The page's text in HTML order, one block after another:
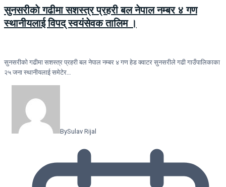
सुनसरीकाे गढीमा सशस्त्र प्रहरी बल नेपाल नम्बर ४ गण
स्थानीयलाई विपद् स्वयंसेवक तालिम ।
सुनसरीकाे गढीमा सशस्त्र प्रहरी बल नेपाल नम्बर ४ गण हेड क्वाटर सुनसरीले गढी गाउँपालिकाका
२५ जना स्थानीयलाई समेटेर…
BySulav Rijal